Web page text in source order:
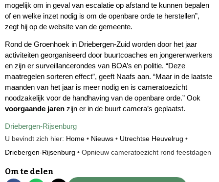
mogelijk om in geval van escalatie op afstand te kunnen bepalen
of en welke inzet nodig is om de openbare orde te herstellen”,
zegt hij op de website van de gemeente.
Rond de Groenhoek in Driebergen-Zuid worden door het jaar
activiteiten georganiseerd door buurtcoaches en jongerenwerkers
en zijn er surveillancerondes van BOA’s en politie. “Deze
maatregelen sorteren effect”, geeft Naafs aan. “Maar in de laatste
maanden van het jaar is meer nodig en is cameratoezicht
noodzakelijk voor de handhaving van de openbare orde.” Ook
voorgaande jaren zijn er in de buurt camera’s geplaatst.
Driebergen-Rijsenburg
U bevindt zich hier: Home • Nieuws • Utrechtse Heuvelrug •
Driebergen-Rijsenburg • Opnieuw cameratoezicht rond feestdagen
Om te delen